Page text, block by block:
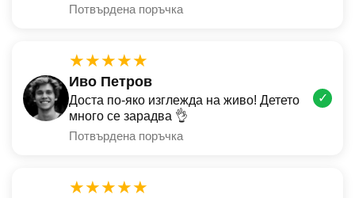
Потвърдена поръчка
★★★★★
Иво Петров
Доста по-яко изглежда на живо! Детето
много се зарадва 👌
Потвърдена поръчка
✓
★★★★★